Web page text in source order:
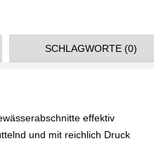
SCHLAGWORTE (0)
effektiv
und mit reichlich Druck